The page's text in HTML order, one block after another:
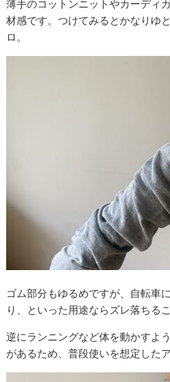
薄手のコットンニットやカーディ
材感です。つけてみるとかなりゆ
ロ。
ゴム部分もゆるめですが、自転車
り、といった用途ならズレ落ちる
逆にランニングなど体を動かすよ
があるため、普段使いを想定した